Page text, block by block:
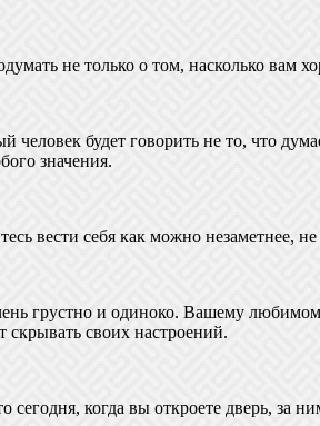
не только о том, насколько
будет говорить не то, что
значения.
вести себя как можно незаметнее,
грустно и одиноко. Вашему
своих настроений.
сегодня, когда вы откроете дверь, за